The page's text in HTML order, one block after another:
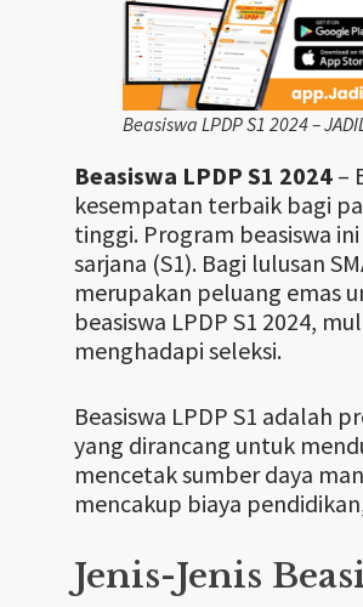
Beasiswa LPDP S1 2024 –
Beasiswa LPDP S1 2024 –
kesempatan terbaik bagi
tinggi. Program beasiswa
sarjana (S1). Bagi lulusan
merupakan peluang emas
beasiswa LPDP S1 2024,
menghadapi seleksi.
Beasiswa LPDP S1 adalah
yang dirancang untuk
mencetak sumber daya
mencakup biaya
Jenis-Jenis